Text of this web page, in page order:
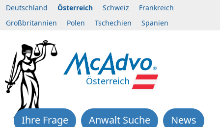
Deutschland Österreich Schweiz
Frankreich
Großbritannien
Polen Tschechien Spanien
Österreich
News
Anwalt Suche
Ihre Frage